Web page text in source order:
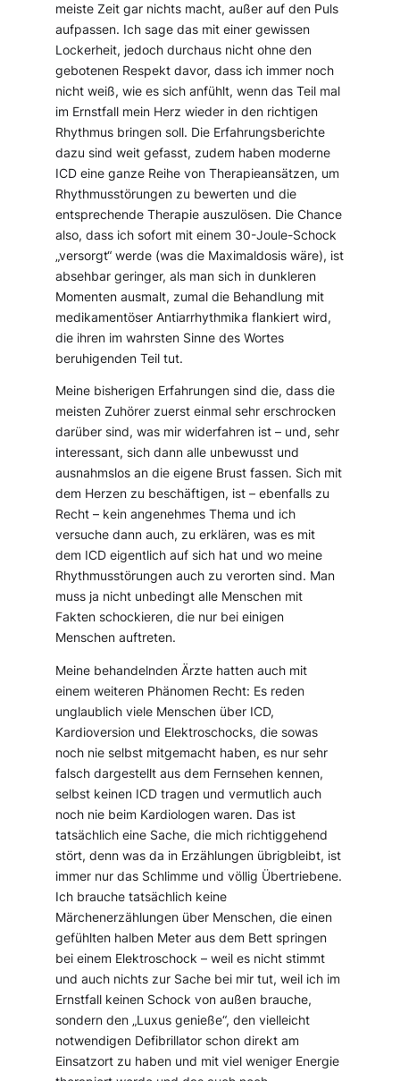
meiste Zeit gar nichts macht, außer auf den Puls
aufpassen. Ich sage das mit einer gewissen
Lockerheit, jedoch durchaus nicht ohne den
gebotenen Respekt davor, dass ich immer noch
nicht weiß, wie es sich anfühlt, wenn das Teil mal
im Ernstfall mein Herz wieder in den richtigen
Rhythmus bringen soll. Die Erfahrungsberichte
dazu sind weit gefasst, zudem haben moderne
ICD eine ganze Reihe von Therapieansätzen, um
Rhythmusstörungen zu bewerten und die
entsprechende Therapie auszulösen. Die Chance
also, dass ich sofort mit einem 30-Joule-Schock
„versorgt“ werde (was die Maximaldosis wäre), ist
absehbar geringer, als man sich in dunkleren
Momenten ausmalt, zumal die Behandlung mit
medikamentöser Antiarrhythmika flankiert wird,
die ihren im wahrsten Sinne des Wortes
beruhigenden Teil tut.
Meine bisherigen Erfahrungen sind die, dass die
meisten Zuhörer zuerst einmal sehr erschrocken
darüber sind, was mir widerfahren ist – und, sehr
interessant, sich dann alle unbewusst und
ausnahmslos an die eigene Brust fassen. Sich mit
dem Herzen zu beschäftigen, ist – ebenfalls zu
Recht – kein angenehmes Thema und ich
versuche dann auch, zu erklären, was es mit
dem ICD eigentlich auf sich hat und wo meine
Rhythmusstörungen auch zu verorten sind. Man
muss ja nicht unbedingt alle Menschen mit
Fakten schockieren, die nur bei einigen
Menschen auftreten.
Meine behandelnden Ärzte hatten auch mit
einem weiteren Phänomen Recht: Es reden
unglaublich viele Menschen über ICD,
Kardioversion und Elektroschocks, die sowas
noch nie selbst mitgemacht haben, es nur sehr
falsch dargestellt aus dem Fernsehen kennen,
selbst keinen ICD tragen und vermutlich auch
noch nie beim Kardiologen waren. Das ist
tatsächlich eine Sache, die mich richtiggehend
stört, denn was da in Erzählungen übrigbleibt, ist
immer nur das Schlimme und völlig Übertriebene.
Ich brauche tatsächlich keine
Märchenerzählungen über Menschen, die einen
gefühlten halben Meter aus dem Bett springen
bei einem Elektroschock – weil es nicht stimmt
und auch nichts zur Sache bei mir tut, weil ich im
Ernstfall keinen Schock von außen brauche,
sondern den „Luxus genieße“, den vielleicht
notwendigen Defibrillator schon direkt am
Einsatzort zu haben und mit viel weniger Energie